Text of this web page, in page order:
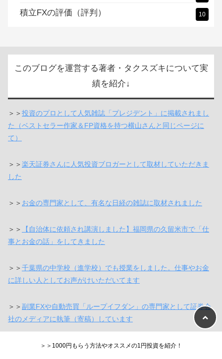
草コインで億り人チャレンジ！ 8
資
家計の節約術（貯金に回す）
積立FXの評価（評判） 10
このブログを運営する著者・タクスズキについて実
た（ベストセラー作家＆FP資格を持つ横山さんと同じページに
て）
楽天証券さんに人気投資ブロガーとして取材していただきま
した
お金の専門家として、有名な日経の雑誌に取材されました
事とお金の話」をしてきました
＞＞1000円もらう方法やオススメの1円投資を紹介！